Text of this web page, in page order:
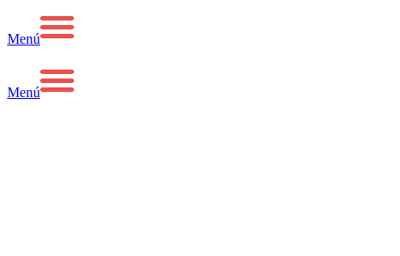
Menú
Menú